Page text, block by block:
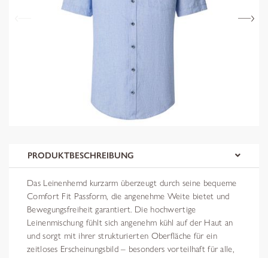
PRODUKTBESCHREIBUNG
Das Leinenhemd kurzarm überzeugt durch seine bequeme
Comfort Fit Passform, die angenehme Weite bietet und
Bewegungsfreiheit garantiert. Die hochwertige
Leinenmischung fühlt sich angenehm kühl auf der Haut an
und sorgt mit ihrer strukturierten Oberfläche für ein
zeitloses Erscheinungsbild – besonders vorteilhaft für alle,